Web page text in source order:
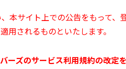
本サイト上での公告をもって、
用されるものといたします。
ーズのサービス利用規約の改定